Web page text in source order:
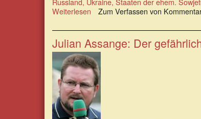
Weiterlesen über
Fall
Navalny
zeigt
anschaulich,
wie
die
post-
faktische
Welt
funktioniert.
Zum Verfassen von
Julian Assange: Der